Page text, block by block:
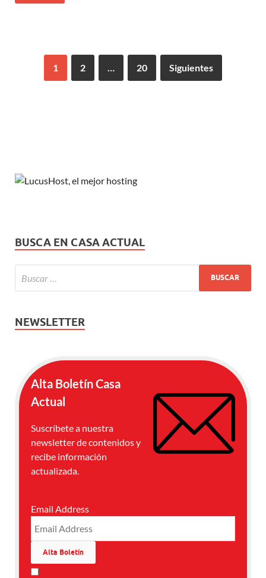
1 2 20 Siguientes
BUSCA EN CASA ACTUAL
NEWSLETTER
Alta Boletín Casa
Actual
Suscríbete a nuestra
newsletter de contenidos y
recibe información
actualizada.
Email Address